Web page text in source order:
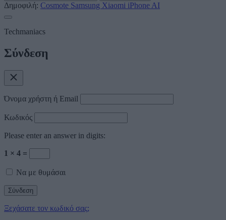
Δημοφιλή: Cosmote Samsung Xiaomi iPhone AI
Techmaniacs
Σύνδεση
Όνομα χρήστη ή Email
Κωδικός
Please enter an answer in digits:
1 × 4 =
Να με θυμάσαι
Ξεχάσατε τον κωδικό σας;